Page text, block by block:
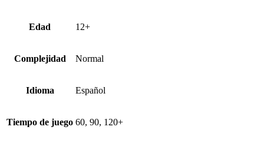
Edad 12+
Complejidad Normal
Idioma Español
Tiempo de juego 60, 90, 120+